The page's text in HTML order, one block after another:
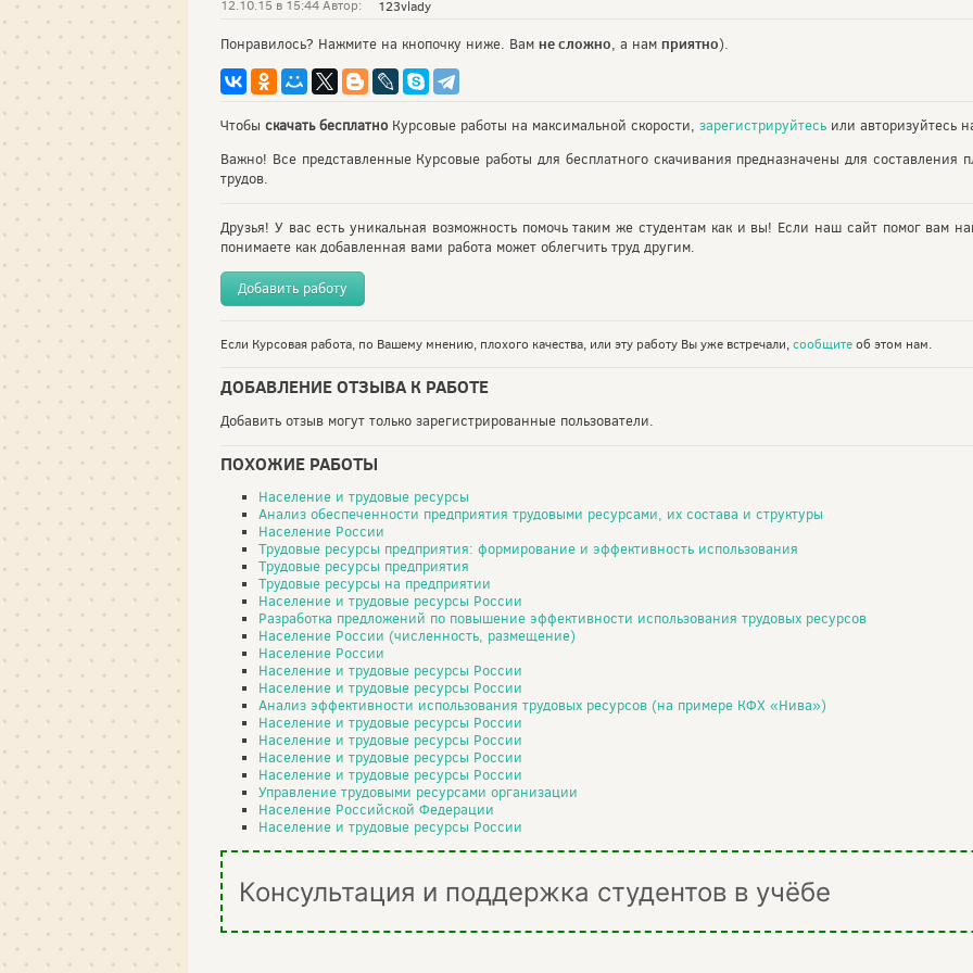
12.10.15 в 15:44 Автор: 123vlady
Понравилось? Нажмите на кнопочку ниже. Вам не сложно, а нам приятно).
Чтобы скачать бесплатно Курсовые работы на максимальной скорости, зарегистрируйтесь или авторизуйтесь
Важно! Все представленные Курсовые работы для бесплатного скачивания предназначены для составления
трудов.
Друзья! У вас есть уникальная возможность помочь таким же студентам как и вы! Если наш сайт помог вам
понимаете как добавленная вами работа может облегчить труд другим.
Добавить работу
Если Курсовая работа, по Вашему мнению, плохого качества, или эту работу Вы уже встречали,сообщитеоб этом нам.
ДОБАВЛЕНИЕ ОТЗЫВА К РАБОТЕ
Добавить отзыв могут только зарегистрированные пользователи.
ПОХОЖИЕ РАБОТЫ
Население и трудовые ресурсы
Анализ обеспеченности предприятия трудовыми ресурсами, их состава и структуры
Население России
Трудовые ресурсы предприятия: формирование и эффективность использования
Трудовые ресурсы предприятия
Трудовые ресурсы на предприятии
Население и трудовые ресурсы России
Разработка предложений по повышение эффективности использования трудовых ресурсов
Население России (численность, размещение)
Население России
Население и трудовые ресурсы России
Население и трудовые ресурсы России
Анализ эффективности использования трудовых ресурсов (на примере КФХ «Нива»)
Население и трудовые ресурсы России
Население и трудовые ресурсы России
Население и трудовые ресурсы России
Население и трудовые ресурсы России
Управление трудовыми ресурсами организации
Население Российской Федерации
Население и трудовые ресурсы России
Консультация и поддержка студентов в учёбе